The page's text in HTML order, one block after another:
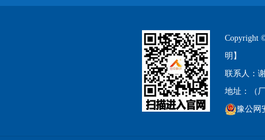
Copyright
明】
联系人：
地址：（
豫公网